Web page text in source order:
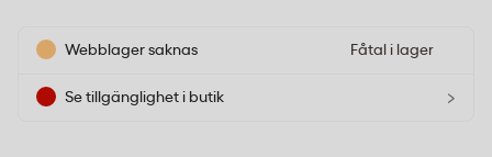
Webblager saknas Fåtal i lager
Se tillgänglighet i butik ›